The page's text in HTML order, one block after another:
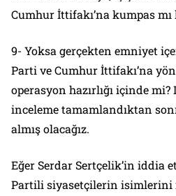
Cumhur İttifakı’na kumpas
9- Yoksa gerçekten emniyet
Parti ve Cumhur İttifakı’na
operasyon hazırlığı içinde
inceleme tamamlandıktan
almış olacağız.
Eğer Serdar Sertçelik’in iddia
Partili siyasetçilerin isimlerini